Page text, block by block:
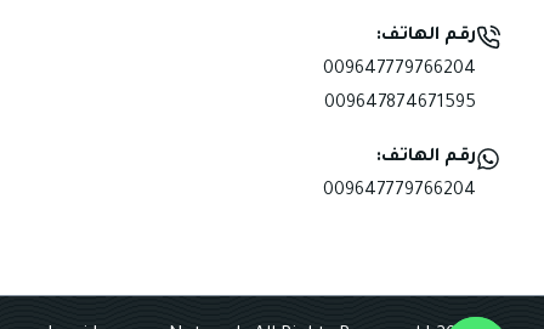
رقم الهاتف:
009647779766204
009647874671595
رقم الهاتف:
009647779766204